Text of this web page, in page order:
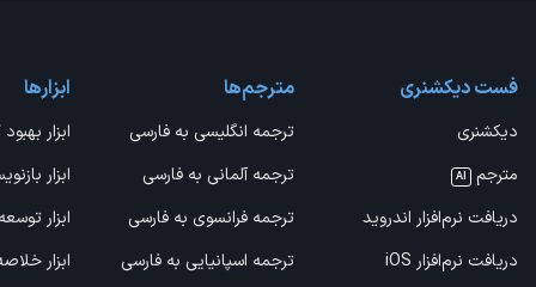
فست دیکشنری
دیکشنری
مترجم
AI
دریافت نرم‌افزار اندروید
دریافت نرم‌افزار iOS
مترجم‌ها
ترجمه انگلیسی به فارسی
ترجمه آلمانی به فارسی
ترجمه فرانسوی به فارسی
ترجمه اسپانیایی به فارسی
ابزارها
ابزار
ابزار
ابزار
ابزار